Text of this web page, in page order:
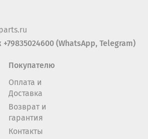
(WhatsApp, Telegram)
Покупателю
Оплата и
Доставка
Возврат и
гарантия
Контакты